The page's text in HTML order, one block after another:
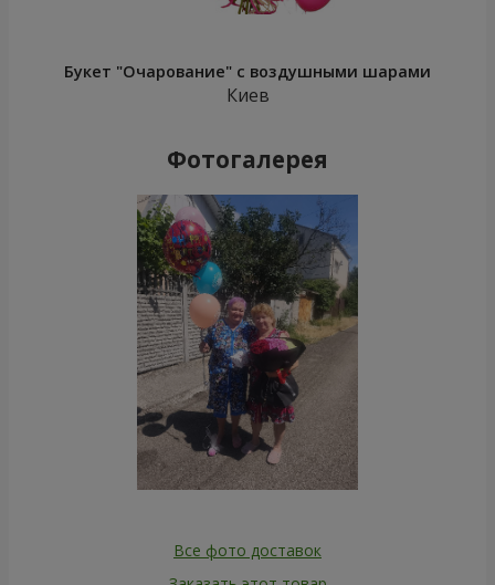
Букет "Очарование" с воздушными шарами
Киев
Фотогалерея
Все фото доставок